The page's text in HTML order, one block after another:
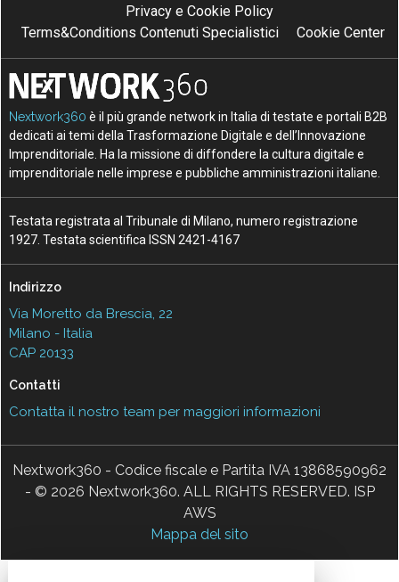
Privacy e Cookie Policy
Terms&Conditions Contenuti Specialistici
Cookie Center
Nextwork360 è il più grande network in Italia di testate e portali B2B
dedicati ai temi della Trasformazione Digitale e dell’Innovazione
Imprenditoriale. Ha la missione di diffondere la cultura digitale e
imprenditoriale nelle imprese e pubbliche amministrazioni italiane.
Testata registrata al Tribunale di Milano, numero registrazione
1927. Testata scientifica ISSN 2421-4167
Indirizzo
Via Moretto da Brescia, 22
Milano - Italia
CAP 20133
Contatti
Contatta il nostro team per maggiori informazioni
Nextwork360 - Codice fiscale e Partita IVA 13868590962
- © 2026 Nextwork360. ALL RIGHTS RESERVED. ISP
AWS
Mappa del sito